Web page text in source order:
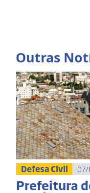
Outras
Defesa Civil 07/
Prefeitura